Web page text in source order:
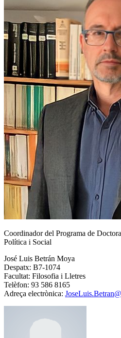
Coordinador del Programa de
Política i Social
José Luis Betrán Moya
Despatx: B7-1074
Facultat: Filosofia i Lletres
Telèfon: 93 586 8165
Adreça electrònica: